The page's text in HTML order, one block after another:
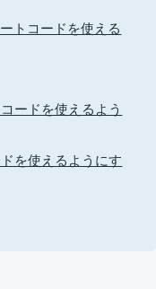
トコードを使える
ードを使えるよう
を使えるようにす